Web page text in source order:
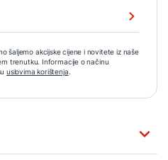
šaljemo akcijske cijene i novitete iz naše
trenutku. Informacije o načinu
uslovima korištenja.